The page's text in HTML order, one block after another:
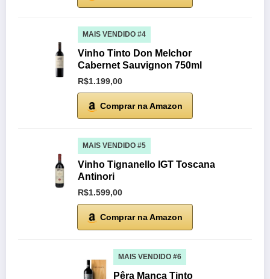
MAIS VENDIDO #4
Vinho Tinto Don Melchor
Cabernet Sauvignon 750ml
R$1.199,00
Comprar na Amazon
MAIS VENDIDO #5
Vinho Tignanello IGT Toscana
Antinori
R$1.599,00
Comprar na Amazon
MAIS VENDIDO #6
Pêra Manca Tinto